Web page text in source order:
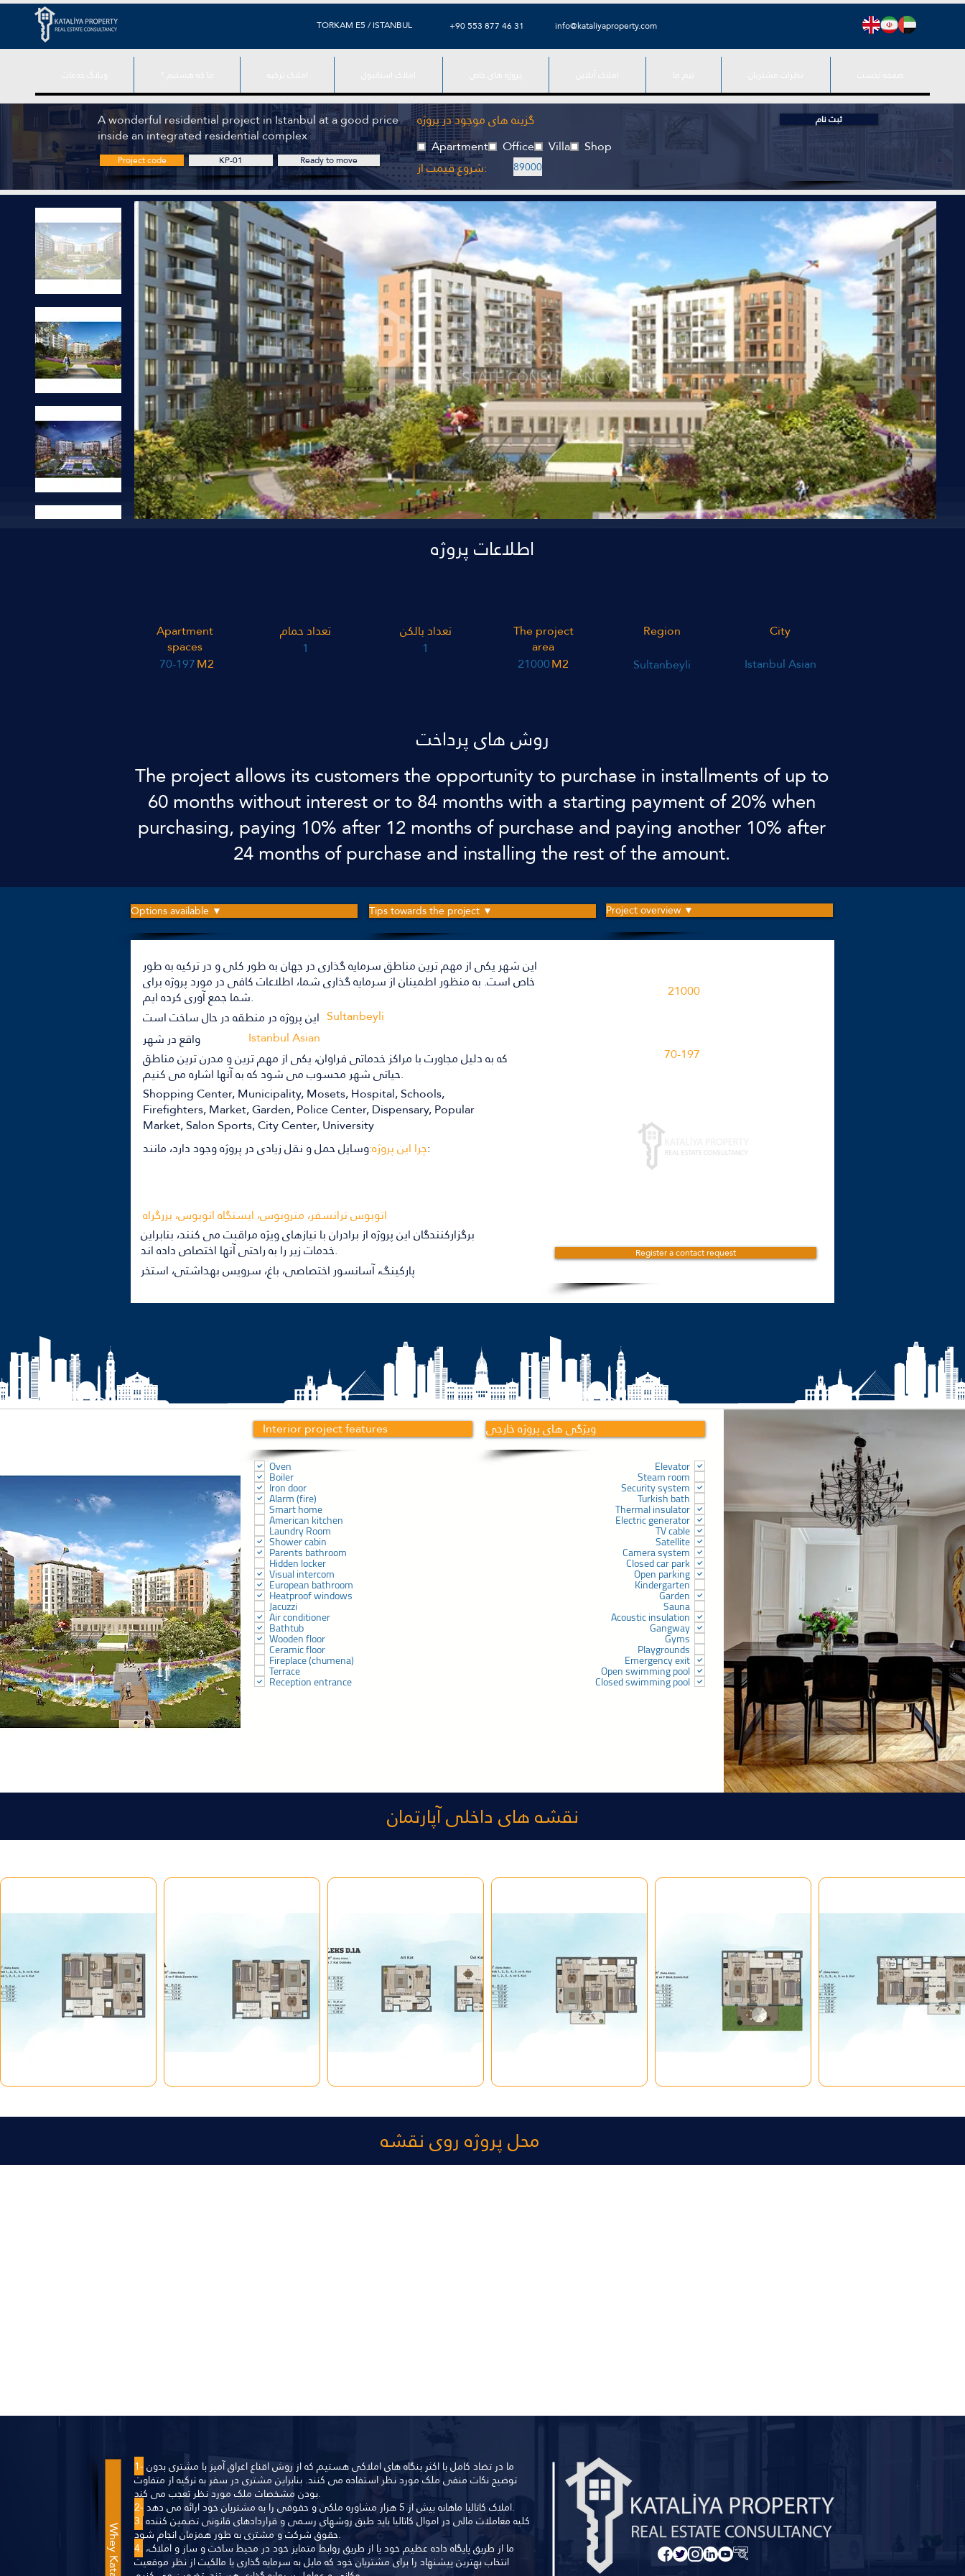
TORKAM E5 / ISTANBUL +90 553 877 46 31 info@kataliyaproperty.com
A wonderful residential project in Istanbul at a good price
inside an integrated residential complex
Project code KP-01 Ready to move
گزینه های موجود در پروژه
Apartment
Office Villa
Shop
شروع قیمت از:
89000
ثبت نام
اطلاعات پروژه
Apartment
spaces
70-197M2
تعداد حمام
1
تعداد بالکن
1
The project
area
21000M2
Region
Sultanbeyli
City
Istanbul Asian
روش های پرداخت
The project allows its customers the opportunity to purchase in installments of up to
60 months without interest or to 84 months with a starting payment of 20% when
purchasing, paying 10% after 12 months of purchase and paying another 10% after
24 months of purchase and installing the rest of the amount.
Options available ▼ Tips towards the project ▼ Project overview ▼
این شهر یکی از مهم ترین مناطق سرمایه گذاری در جهان به طور کلی و در ترکیه به طور
خاص است. به منظور اطمینان از سرمایه گذاری شما، اطلاعات کافی در مورد پروژه برای
شما جمع آوری کرده ایم.
این پروژه در منطقه در حال ساخت است Sultanbeyli
Istanbul Asian
واقع در شهر
که به دلیل مجاورت با مراکز خدماتی فراوان، یکی از مهم ترین و مدرن ترین مناطق
حیاتی شهر محسوب می شود که به آنها اشاره می کنیم.
Shopping Center, Municipality, Mosets, Hospital, Schools,
Firefighters, Market, Garden, Police Center, Dispensary, Popular
Market, Salon Sports, City Center, University
چرا این پروژه:وسایل حمل و نقل زیادی در پروژه وجود دارد، مانند:
21000
70-197
اتوبوس ترانسفر، متروبوس، ایستگاه اتوبوس، بزرگراه
برگزارکنندگان این پروژه از برادران با نیازهای ویژه مراقبت می کنند، بنابراین
خدمات زیر را به راحتی آنها اختصاص داده اند.
پارکینگ، آسانسور اختصاصی، باغ، سرویس بهداشتی، استخر
Register a contact request
Interior project features
Oven
Boiler
Iron door
Alarm (fire)
Smart home
American kitchen
Laundry Room
Shower cabin
Parents bathroom
Hidden locker
Visual intercom
European bathroom
Heatproof windows
Jacuzzi
Air conditioner
Bathtub
Wooden floor
Ceramic floor
Fireplace (chumena)
Terrace
Reception entrance
ویژگی های پروژه خارجی
Elevator
Steam room
Security system
Turkish bath
Thermal insulator
Electric generator
TV cable
Satellite
Camera system
Closed car park
Open parking
Kindergarten
Garden
Sauna
Acoustic insulation
Gangway
Gyms
Playgrounds
Emergency exit
Open swimming pool
Closed swimming pool
نقشه های داخلی آپارتمان
محل پروژه روی نقشه
1-
توضیح نکات منفی ملک مورد نظر استفاده می کنند. بنابراین مشتری در سفر به ترکیه از متفاوت
بودن مشخصات ملک مورد نظر تعجب می کند.
2- املاک کاتالیا ماهانه بیش از 5 هزار مشاوره ملکی و حقوقی را به مشتریان خود ارائه می دهد.
3.کلیه معاملات مالی در اموال کاتالیا باید طبق روشهای رسمی و قراردادهای قانونی تضمین کننده
حقوق شرکت و مشتری به طور همزمان انجام شود.
4.
انتخاب بهترین پیشنهاد را برای مشتریان خود که مایل به سرمایه گذاری یا مالکیت از نظر موقعیت